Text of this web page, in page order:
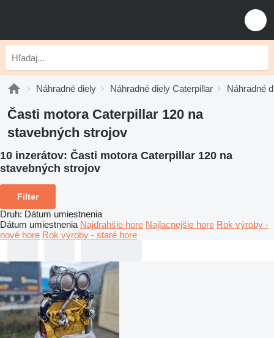
Náhradné diely Náhradné diely Caterpillar Náhradné
Časti motora Caterpillar 120 na
stavebných strojov
10 inzerátov: Časti motora Caterpillar 120 na
stavebných strojov
Filter
Druh: Dátum umiestnenia
Dátum umiestnenia Najdrahšie hore Najlacnejšie hore Rok výroby -
nové hore Rok výroby - staré hore